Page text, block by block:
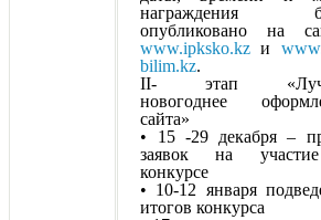
награждения
опубликовано на
www.ipksko.kz и
bilim.kz.
II- этап
новогоднее
сайта»
• 15 -29 декабря –
заявок на
конкурсе
• 10-12 января
итогов конкурса